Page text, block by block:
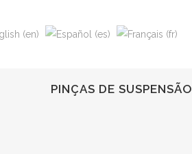
PINÇAS DE SUSPENSÃO